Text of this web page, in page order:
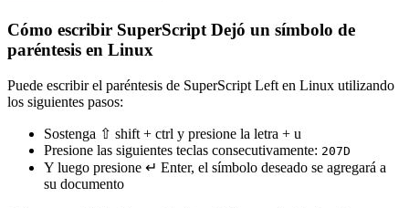
Cómo escribir SuperScript Dejó un símbolo de
paréntesis en Linux
Puede escribir el paréntesis de SuperScript Left en Linux utilizando
los siguientes pasos:
Sostenga ⇧ shift + ctrl y presione la letra + u
Presione las siguientes teclas consecutivamente: 207D
Y luego presione ↵ Enter, el símbolo deseado se agregará a
su documento